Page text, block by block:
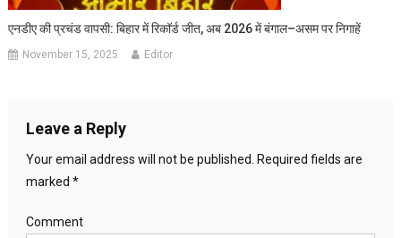
एनडीए की प्रचंड वापसी: बिहार में रिकॉर्ड जीत, अब 2026 में बंगाल–असम पर निगाहें
November 15, 2025 Editor
Leave a Reply
Your email address will not be published. Required fields are
marked *
Comment